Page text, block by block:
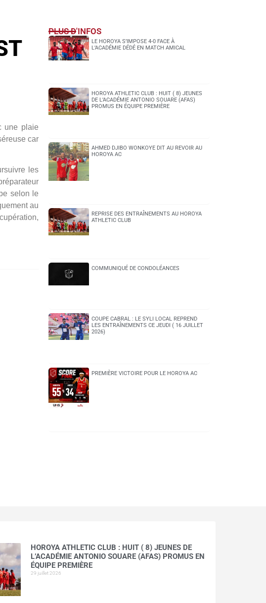
une plaie
car
les
selon le
au
PLUS D'INFOS
LE HOROYA S’IMPOSE 4-0 FACE À
L’ACADÉMIE DÉDÉ EN MATCH AMICAL
HOROYA ATHLETIC CLUB : HUIT ( 8) JEUNES
DE L’ACADÉMIE ANTONIO SOUARE (AFAS)
PROMUS EN ÉQUIPE PREMIÈRE
AHMED DJIBO WONKOYE DIT AU REVOIR AU
HOROYA AC
REPRISE DES ENTRAÎNEMENTS AU HOROYA
ATHLETIC CLUB
COMMUNIQUÉ DE CONDOLÉANCES
COUPE CABRAL : LE SYLI LOCAL REPREND
LES ENTRAÎNEMENTS CE JEUDI ( 16 JUILLET
2026)
PREMIÈRE VICTOIRE POUR LE HOROYA AC
HOROYA ATHLETIC CLUB : HUIT ( 8) JEUNES DE
L’ACADÉMIE ANTONIO SOUARE (AFAS) PROMUS EN
ÉQUIPE PREMIÈRE
29 juillet 2026